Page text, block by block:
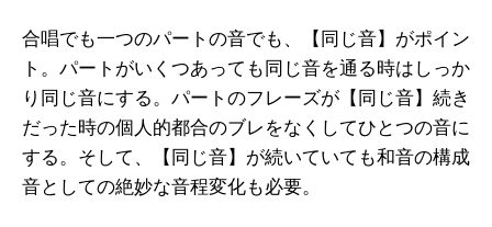
合唱でも一つのパートの音でも、【同じ音】がポイン
ト。パートがいくつあっても同じ音を通る時はしっか
り同じ音にする。パートのフレーズが【同じ音】続き
だった時の個人的都合のブレをなくしてひとつの音に
する。そして、【同じ音】が続いていても和音の構成
音としての絶妙な音程変化も必要。